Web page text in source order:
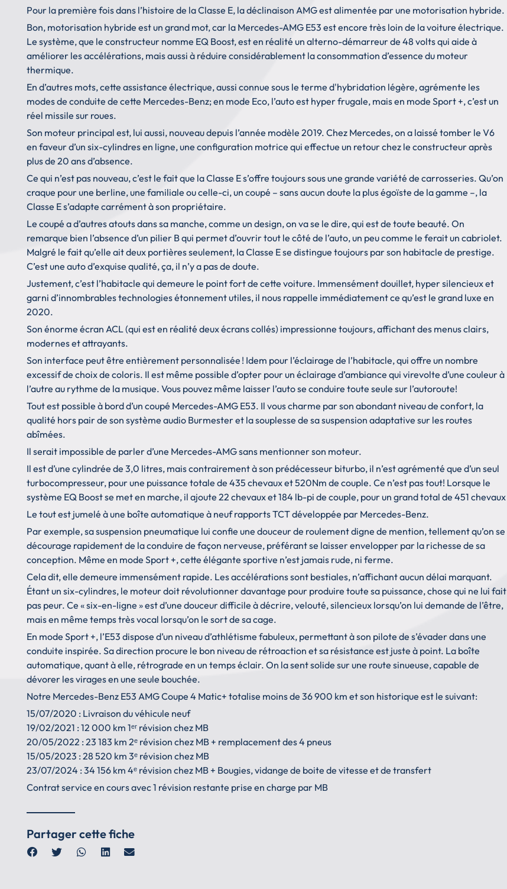
Pour la première fois dans l’histoire de la Classe E, la déclinaison AMG est alimentée par une motorisation hybride.
Bon, motorisation hybride est un grand mot, car la Mercedes-AMG E53 est encore très loin de la voiture électrique.
Le système, que le constructeur nomme EQ Boost, est en réalité un alterno-démarreur de 48 volts qui aide à
améliorer les accélérations, mais aussi à réduire considérablement la consommation d’essence du moteur
thermique.
En d’autres mots, cette assistance électrique, aussi connue sous le terme d'hybridation légère, agrémente les
modes de conduite de cette Mercedes-Benz; en mode Eco, l’auto est hyper frugale, mais en mode Sport +, c’est un
réel missile sur roues.
Son moteur principal est, lui aussi, nouveau depuis l’année modèle 2019. Chez Mercedes, on a laissé tomber le V6
en faveur d’un six-cylindres en ligne, une configuration motrice qui effectue un retour chez le constructeur après
plus de 20 ans d’absence.
Ce qui n’est pas nouveau, c’est le fait que la Classe E s’offre toujours sous une grande variété de carrosseries. Qu’on
craque pour une berline, une familiale ou celle-ci, un coupé – sans aucun doute la plus égoïste de la gamme –, la
Classe E s’adapte carrément à son propriétaire.
Le coupé a d’autres atouts dans sa manche, comme un design, on va se le dire, qui est de toute beauté. On
remarque bien l’absence d’un pilier B qui permet d’ouvrir tout le côté de l’auto, un peu comme le ferait un cabriolet.
Malgré le fait qu’elle ait deux portières seulement, la Classe E se distingue toujours par son habitacle de prestige.
C’est une auto d’exquise qualité, ça, il n’y a pas de doute.
Justement, c’est l’habitacle qui demeure le point fort de cette voiture. Immensément douillet, hyper silencieux et
garni d’innombrables technologies étonnement utiles, il nous rappelle immédiatement ce qu’est le grand luxe en
2020.
Son énorme écran ACL (qui est en réalité deux écrans collés) impressionne toujours, affichant des menus clairs,
modernes et attrayants.
Son interface peut être entièrement personnalisée ! Idem pour l’éclairage de l’habitacle, qui offre un nombre
excessif de choix de coloris. Il est même possible d’opter pour un éclairage d’ambiance qui virevolte d’une couleur à
l’autre au rythme de la musique. Vous pouvez même laisser l’auto se conduire toute seule sur l’autoroute!
Tout est possible à bord d’un coupé Mercedes-AMG E53. Il vous charme par son abondant niveau de confort, la
qualité hors pair de son système audio Burmester et la souplesse de sa suspension adaptative sur les routes
abîmées.
Il serait impossible de parler d’une Mercedes-AMG sans mentionner son moteur.
Il est d’une cylindrée de 3,0 litres, mais contrairement à son prédécesseur biturbo, il n’est agrémenté que d’un seul
turbocompresseur, pour une puissance totale de 435 chevaux et 520Nm de couple. Ce n’est pas tout! Lorsque le
système EQ Boost se met en marche, il ajoute 22 chevaux et 184 lb-pi de couple, pour un grand total de 451 chevaux
Le tout est jumelé à une boîte automatique à neuf rapports TCT développée par Mercedes-Benz.
Par exemple, sa suspension pneumatique lui confie une douceur de roulement digne de mention, tellement qu’on se
décourage rapidement de la conduire de façon nerveuse, préférant se laisser envelopper par la richesse de sa
conception. Même en mode Sport +, cette élégante sportive n’est jamais rude, ni ferme.
Cela dit, elle demeure immensément rapide. Les accélérations sont bestiales, n’affichant aucun délai marquant.
Étant un six-cylindres, le moteur doit révolutionner davantage pour produire toute sa puissance, chose qui ne lui fait
pas peur. Ce « six-en-ligne » est d’une douceur difficile à décrire, velouté, silencieux lorsqu’on lui demande de l’être,
mais en même temps très vocal lorsqu’on le sort de sa cage.
En mode Sport +, l’E53 dispose d’un niveau d’athlétisme fabuleux, permettant à son pilote de s’évader dans une
conduite inspirée. Sa direction procure le bon niveau de rétroaction et sa résistance est juste à point. La boîte
automatique, quant à elle, rétrograde en un temps éclair. On la sent solide sur une route sinueuse, capable de
dévorer les virages en une seule bouchée.
Notre Mercedes-Benz E53 AMG Coupe 4 Matic+ totalise moins de 36 900 km et son historique est le suivant:
15/07/2020 : Livraison du véhicule neuf
19/02/2021 : 12 000 km 1ᵉʳ révision chez MB
20/05/2022 : 23 183 km 2ᵉ révision chez MB + remplacement des 4 pneus
15/05/2023 : 28 520 km 3ᵉ révision chez MB
23/07/2024 : 34 156 km 4ᵉ révision chez MB + Bougies, vidange de boite de vitesse et de transfert
Contrat service en cours avec 1 révision restante prise en charge par MB
Partager cette fiche